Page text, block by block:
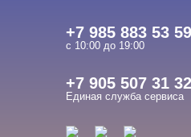
+7 985 883 53 59
с 10:00 до 19:00
+7 905 507 31 32
Единая служба сервиса